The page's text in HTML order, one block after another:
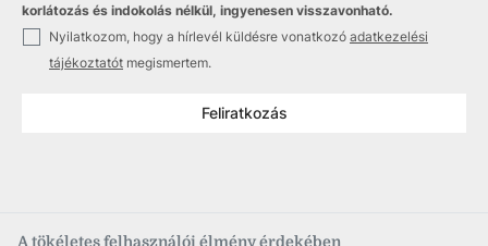
A tökéletes felhasználói élmény érdekében
korlátozás és indokolás nélkül, ingyenesen visszavonható.
Nyilatkozom, hogy a hírlevél küldésre vonatkozó adatkezelési
tájékoztatót megismertem.
Feliratkozás